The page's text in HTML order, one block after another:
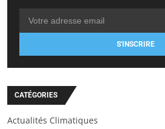
S'INSCRIRE
CATÉGORIES
Actualités Climatiques